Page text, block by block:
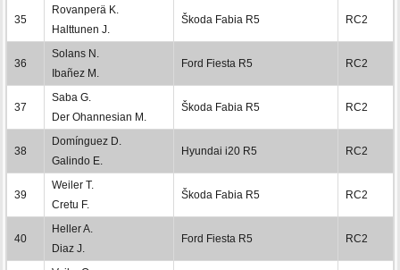
35
Rovanperä K.
Halttunen J.
Škoda Fabia R5 RC2
36
Solans N.
Ibañez M.
Ford Fiesta R5 RC2
37
Saba G.
Der Ohannesian M.
Škoda Fabia R5 RC2
38
Domínguez D.
Galindo E.
Hyundai i20 R5 RC2
39
Weiler T.
Cretu F.
Škoda Fabia R5 RC2
40
Heller A.
Diaz J.
Ford Fiesta R5 RC2